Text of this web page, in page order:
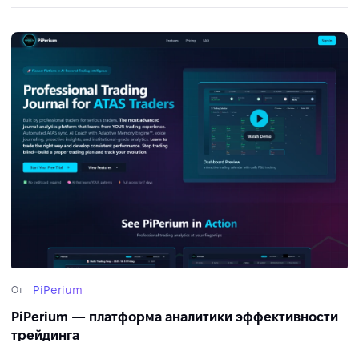
От PiPerium
PiPerium — платформа аналитики эффективности
трейдинга